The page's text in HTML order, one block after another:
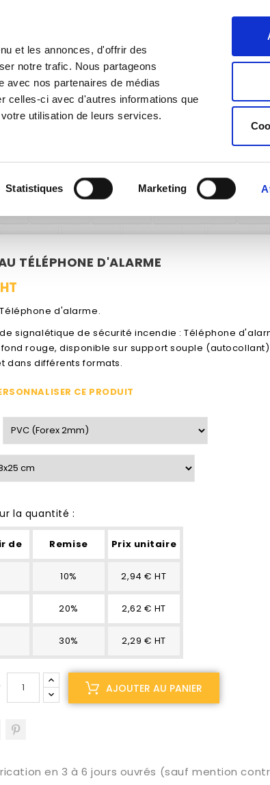
et les annonces, d'offrir des
notre trafic. Nous partageons
avec nos partenaires de médias
celles-ci avec d'autres informations que
utilisation de leurs services.
Statistiques Marketing
Incendie Panneau Téléphone d'alarme
TÉLÉPHONE D'ALARME
d'alarme.
signalétique de sécurité incendie : Téléphone
rouge, disponible sur support souple
dans différents formats.
CE PRODUIT
la quantité :
de Remise Prix unitaire
10% 2,94 € HT
20% 2,62 € HT
30% 2,29 € HT
AJOUTER AU PANIER
en 3 à 6 jours ouvrés (sauf mention